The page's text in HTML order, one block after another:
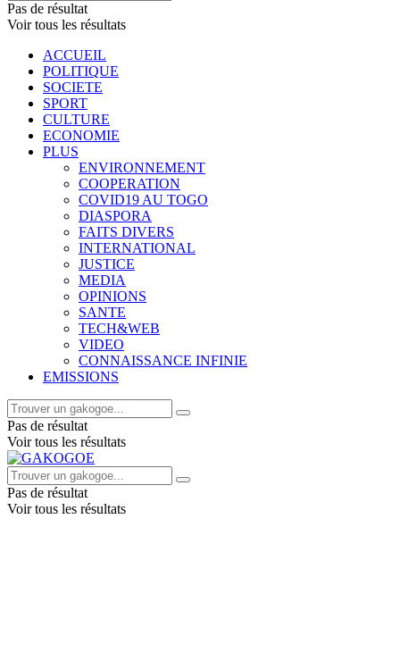
Pas de résultat
Voir tous les résultats
ACCUEIL
POLITIQUE
SOCIETE
SPORT
CULTURE
ECONOMIE
PLUS
ENVIRONNEMENT
COOPERATION
COVID19 AU TOGO
DIASPORA
FAITS DIVERS
INTERNATIONAL
JUSTICE
MEDIA
OPINIONS
SANTE
TECH&WEB
VIDEO
CONNAISSANCE INFINIE
EMISSIONS
Pas de résultat
Voir tous les résultats
Pas de résultat
Voir tous les résultats